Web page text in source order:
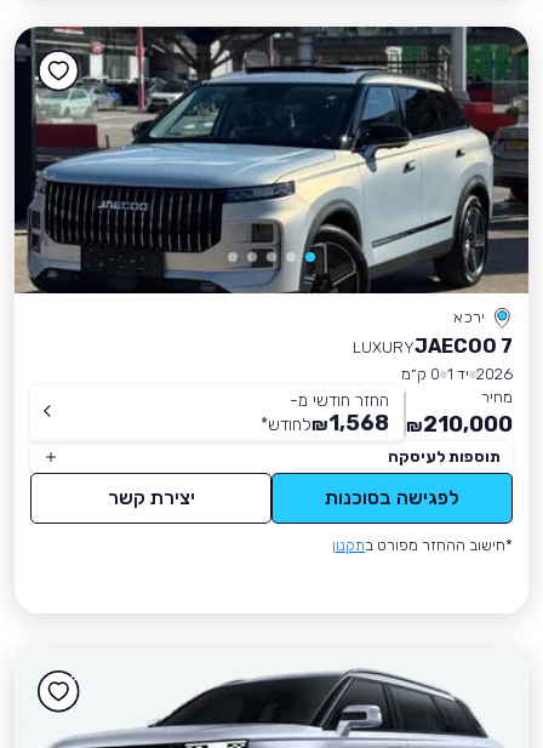
ירכא
JAECOO 7
LUXURY
2026 יד 1
0 ק״מ
מחיר
210,000
₪
החזר חודשי מ-
1,568
₪לחודש*
תוספות לעיסקה
לפגישה בסוכנות יצירת קשר
*חישוב ההחזר מפורט בתקנון